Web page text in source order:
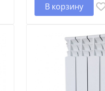
В корзину